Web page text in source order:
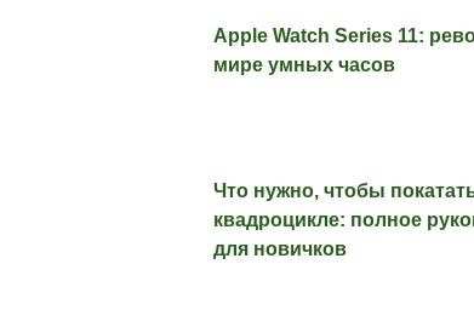
Apple Watch Series 11:
мире умных часов
Что нужно, чтобы
квадроцикле: полное
для новичков